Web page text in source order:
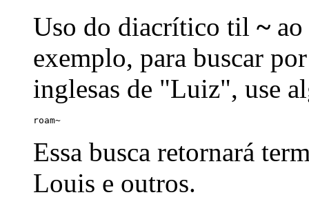
Uso do diacrítico til ~
exemplo, para buscar
inglesas de "Luiz", use
roam~
Essa busca retornará
Louis e outros.